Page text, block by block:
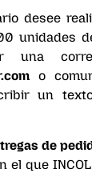
desee
unidades
una
o
un
de
el que